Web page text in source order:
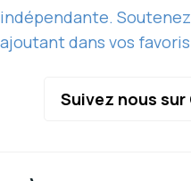
indépendante.
ajoutant dans vos
Suivez nous sur